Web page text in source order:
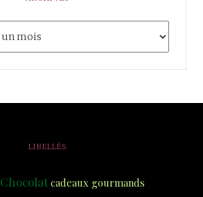
LIBELLÉS
Chocolat cadeaux gourmands